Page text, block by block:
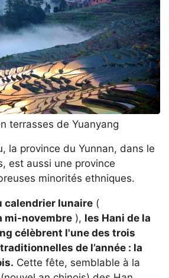
terrasses de Yuanyang
la province du Yunnan, dans le
est aussi une province
minorités ethniques.
calendrier lunaire (
mi-novembre ), les Hani de la
célèbrent l'une des trois
de l’année : la
Cette fête, semblable à la